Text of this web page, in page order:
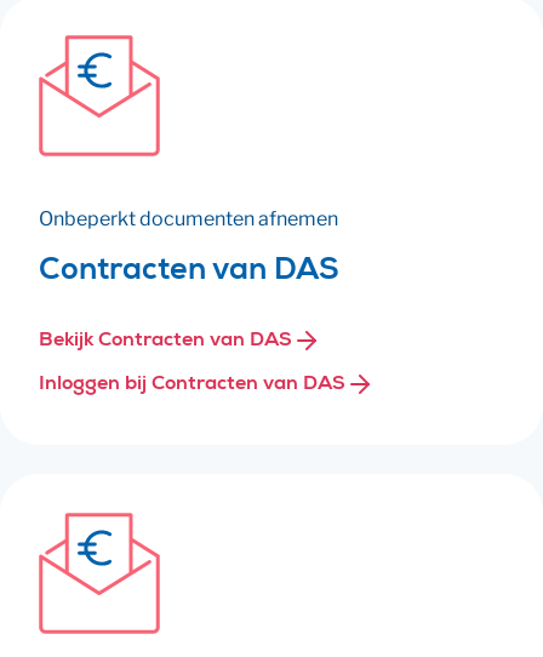
Onbeperkt documenten afnemen
Contracten van DAS
Bekijk Contracten van DAS
Inloggen bij Contracten van DAS